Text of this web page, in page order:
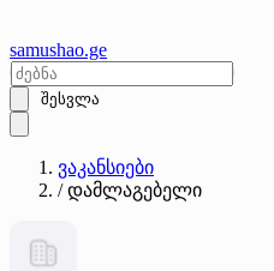
samushao.ge
შესვლა
ვაკანსიები
/ დამლაგებელი